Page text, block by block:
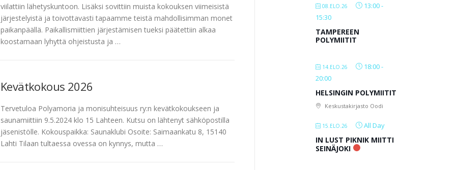
viilattiin lähetyskuntoon. Lisäksi sovittiin muista kokouksen viimeisistä
järjestelyistä ja toivottavasti tapaamme teistä mahdollisimman monet
paikanpäällä. Paikallismiittien järjestämisen tueksi päätettiin alkaa
koostamaan lyhyttä ohjeistusta ja …
Kevätkokous 2026
Tervetuloa Polyamoria ja monisuhteisuus ry:n kevätkokoukseen ja
saunamiittiin 9.5.2024 klo 15 Lahteen. Kutsu on lähtenyt sähköpostilla
jäsenistölle. Kokouspaikka: Saunaklubi Osoite: Saimaankatu 8, 15140
Lahti Tilaan tultaessa ovessa on kynnys, mutta …
08.ELO.26 13:00-
15:30
TAMPEREEN
POLYMIITIT
14.ELO.26 18:00-
20:00
HELSINGIN POLYMIITIT
Keskustakirjasto Oodi
15.ELO.26 All Day
IN LUST PIKNIK MIITTI
SEINÄJOKI